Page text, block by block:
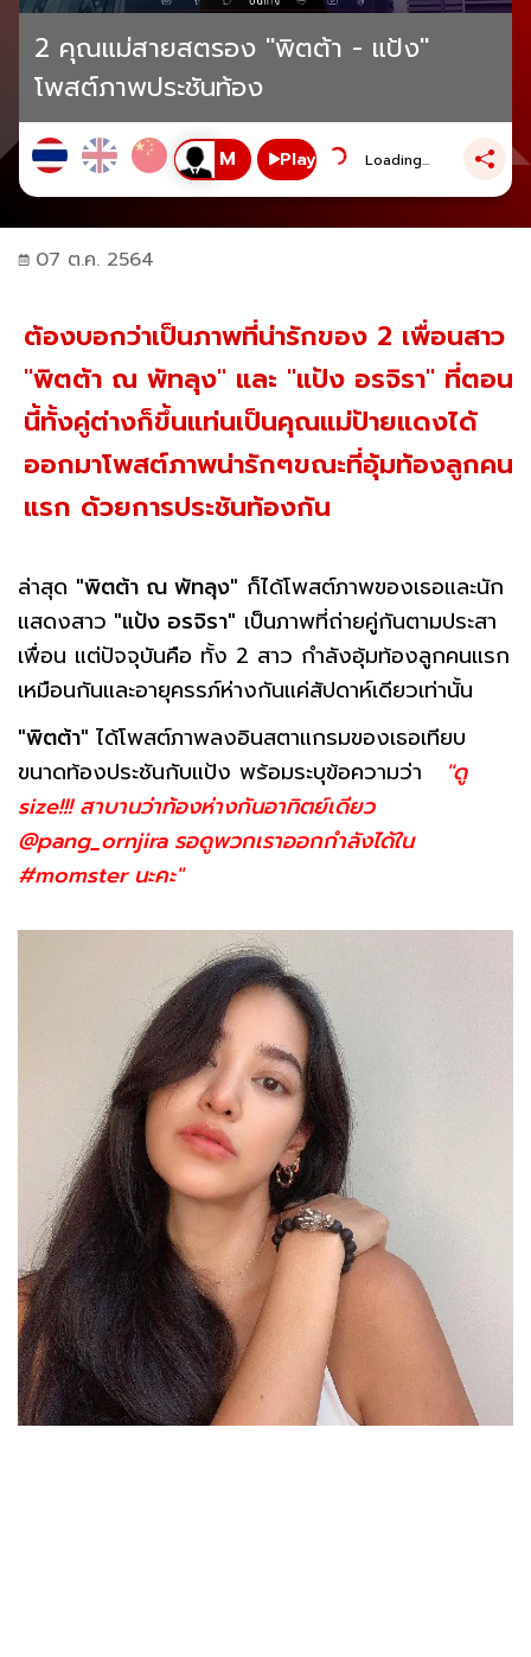
2 คุณแม่สายสตรอง "พิตต้า - แป้ง"
โพสต์ภาพประชันท้อง
Play Loading...
07 ต.ค. 2564
ต้องบอกว่าเป็นภาพที่น่ารักของ 2 เพื่อนสาว
"พิตต้า ณ พัทลุง" และ "แป้ง อรจิรา" ที่ตอน
นี้ทั้งคู่ต่างก็ขึ้นแท่นเป็นคุณแม่ป้ายแดงได้
ออกมาโพสต์ภาพน่ารักๆขณะที่อุ้มท้องลูกคน
แรก ด้วยการประชันท้องกัน
ล่าสุด "พิตต้า ณ พัทลุง" ก็ได้โพสต์ภาพของเธอและนัก
แสดงสาว "แป้ง อรจิรา" เป็นภาพที่ถ่ายคู่กันตามประสา
เพื่อน แต่ปัจจุบันคือ ทั้ง 2 สาว กำลังอุ้มท้องลูกคนแรก
เหมือนกันและอายุครรภ์ห่างกันแค่สัปดาห์เดียวเท่านั้น
"พิตต้า" ได้โพสต์ภาพลงอินสตาแกรมของเธอเทียบ
ขนาดท้องประชันกับแป้ง พร้อมระบุข้อความว่า
"ดู
size!!! สาบานว่าท้องห่างกันอาทิตย์เดียว
@pang_ornjira รอดูพวกเราออกกำลังได้ใน
#momster นะคะ"